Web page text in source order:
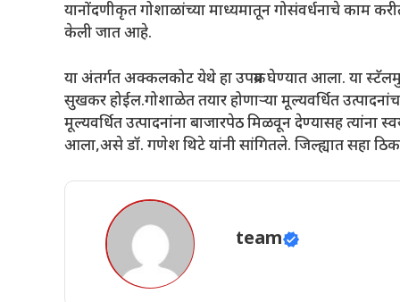
यानोंदणीकृत गोशाळांच्या माध्यमातून गोसंवर्धनाचे काम
केली जात आहे.
या अंतर्गत अक्कलकोट येथे हा उपक्रम घेण्यात आला. या
सुखकर होईल.गोशाळेत तयार होणाऱ्या मूल्यवर्धित
मूल्यवर्धित उत्पादनांना बाजारपेठ मिळवून देण्यासह त्यांना
आला,असे डॉ. गणेश थिटे यांनी सांगितले. जिल्ह्यात सहा
team